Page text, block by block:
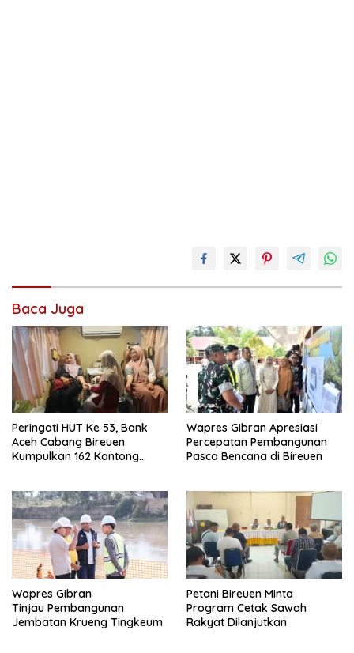
Baca Juga
Peringati HUT Ke 53, Bank
Aceh Cabang Bireuen
Kumpulkan 162 Kantong
Wapres Gibran Apresiasi
Percepatan Pembangunan
Pasca Bencana di Bireuen
Wapres Gibran
Tinjau Pembangunan
Jembatan Krueng Tingkeum
Petani Bireuen Minta
Program Cetak Sawah
Rakyat Dilanjutkan